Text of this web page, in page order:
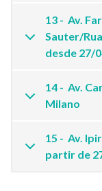
13 - Av.
Sauter/
desde 27/
14 - Av.
Milano
15 - Av.
partir de